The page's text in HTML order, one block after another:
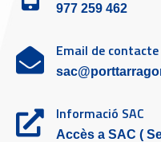
977 259 462
Email de contacte
Informació SAC
Accès a SAC (